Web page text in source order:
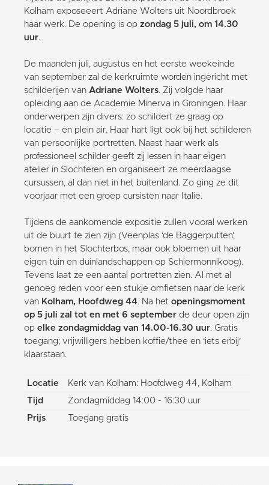
Kolham exposeeert Adriane Wolters uit Noordbroek
haar werk. De opening is op zondag 5 juli, om 14.30
uur.
De maanden juli, augustus en het eerste weekeinde
van september zal de kerkruimte worden ingericht met
schilderijen van Adriane Wolters. Zij volgde haar
opleiding aan de Academie Minerva in Groningen. Haar
onderwerpen zijn divers: zo schildert ze graag op
locatie – en plein air. Haar hart ligt ook bij het schilderen
van persoonlijke portretten. Naast haar werk als
professioneel schilder geeft zij lessen in haar eigen
atelier in Slochteren en organiseert ze meerdaagse
cursussen, al dan niet in het buitenland. Zo ging ze dit
voorjaar met een groep cursisten naar Italië.
Tijdens de aankomende expositie zullen vooral werken
uit de buurt te zien zijn (Veenplas ‘de Baggerputten’,
bomen in het Slochterbos, maar ook bloemen uit haar
eigen tuin en duinlandschappen op Schiermonnikoog).
Tevens laat ze een aantal portretten zien. Al met al
genoeg reden voor een stukje omfietsen naar de kerk
van Kolham, Hoofdweg 44. Na het openingsmoment
op 5 juli zal tot en met 6 september de deur open zijn
op elke zondagmiddag van 14.00-16.30 uur. Gratis
toegang; vrijwilligers hebben koffie/thee en ‘iets erbij’
klaarstaan.
Locatie
Kerk van Kolham: Hoofdweg 44, Kolham
Tijd
Zondagmiddag 14:00 - 16:30 uur
Prijs
Toegang gratis